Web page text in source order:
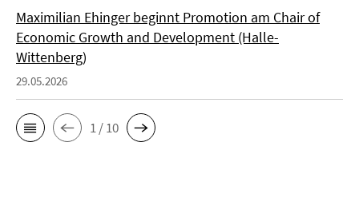
Maximilian Ehinger beginnt Promotion am Chair of
Economic Growth and Development (Halle-
Wittenberg)
29.05.2026
1 / 10